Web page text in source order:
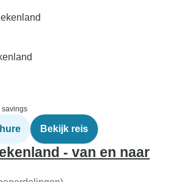
savings
Bekijk reis
- van en naar